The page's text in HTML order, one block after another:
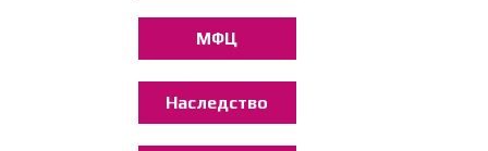
МФЦ
Наследство